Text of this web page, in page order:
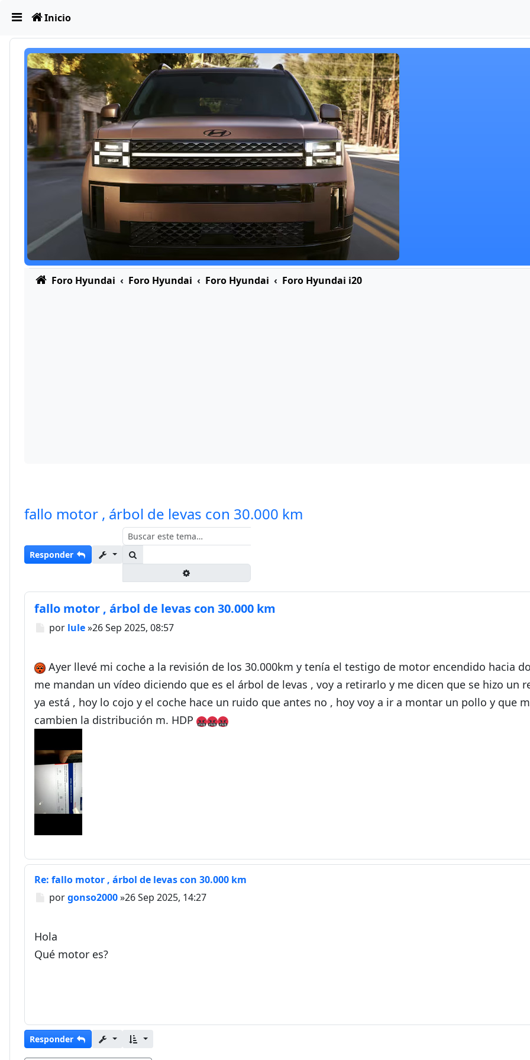
Obviar Inicio
Foro Hyundai Foro Hyundai Foro Hyundai Foro Hyundai i20
fallo motor , árbol de levas con 30.000 km
Responder
fallo motor , árbol de levas con 30.000 km
Mensaje
por lule»26 Sep 2025, 08:57
Ayer llevé mi coche a la revisión de los 30.000km y tenía el testigo de motor encendido hacia
me mandan un vídeo diciendo que es el árbol de levas , voy a retirarlo y me dicen que se hizo un
ya está , hoy lo cojo y el coche hace un ruido que antes no , hoy voy a ir a montar un pollo y que
cambien la distribución m. HDP
Re: fallo motor , árbol de levas con 30.000 km
Mensaje
porgonso2000»26 Sep 2025, 14:27
Hola
Qué motor es?
Responder